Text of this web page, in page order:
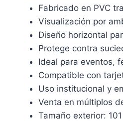
Fabricado en PVC
Visualización por
Diseño horizontal
Protege contra
Ideal para eventos,
Compatible con
Uso institucional y
Venta en múltiplos
Tamaño exterior: